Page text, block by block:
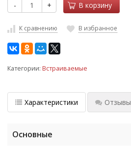
- + В корзину
К сравнению В избранное
Категории: Встраиваемые
Характеристики Отзывы
Основные